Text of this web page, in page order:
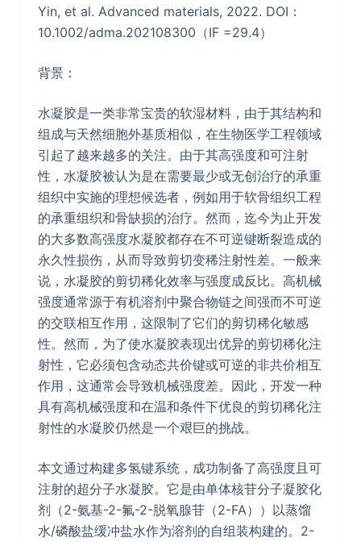
Yin, et al. Advanced materials, 2022. DOI：
10.1002/adma.202108300（IF =29.4）
背景：
水凝胶是一类非常宝贵的软湿材料，由于其结构和
组成与天然细胞外基质相似，在生物医学工程领域
引起了越来越多的关注。由于其高强度和可注射
性，水凝胶被认为是在需要最少或无创治疗的承重
组织中实施的理想候选者，例如用于软骨组织工程
的承重组织和骨缺损的治疗。然而，迄今为止开发
的大多数高强度水凝胶都存在不可逆键断裂造成的
永久性损伤，从而导致剪切变稀注射性差。一般来
说，水凝胶的剪切稀化效率与强度成反比。高机械
强度通常源于有机溶剂中聚合物链之间强而不可逆
的交联相互作用，这限制了它们的剪切稀化敏感
性。然而，为了使水凝胶表现出优异的剪切稀化注
射性，它必须包含动态共价键或可逆的非共价相互
作用，这通常会导致机械强度差。因此，开发一种
具有高机械强度和在温和条件下优良的剪切稀化注
射性的水凝胶仍然是一个艰巨的挑战。
本文通过构建多氢键系统，成功制备了高强度且可
注射的超分子水凝胶。它是由单体核苷分子凝胶化
剂（2-氨基-2-氟-2-脱氧腺苷（2-FA））以蒸馏
水/磷酸盐缓冲盐水作为溶剂的自组装构建的。2-